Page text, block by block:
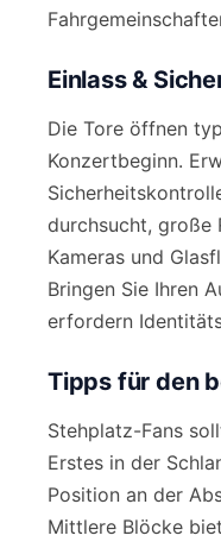
Einlass &
Die Tore öffnen
Konzertbeginn.
durchsucht, große
Kameras und
Bringen Sie Ihren
erfordern
Tipps für den
Stehplatz-Fans
Erstes in der
Position an der
Mittlere Blöcke